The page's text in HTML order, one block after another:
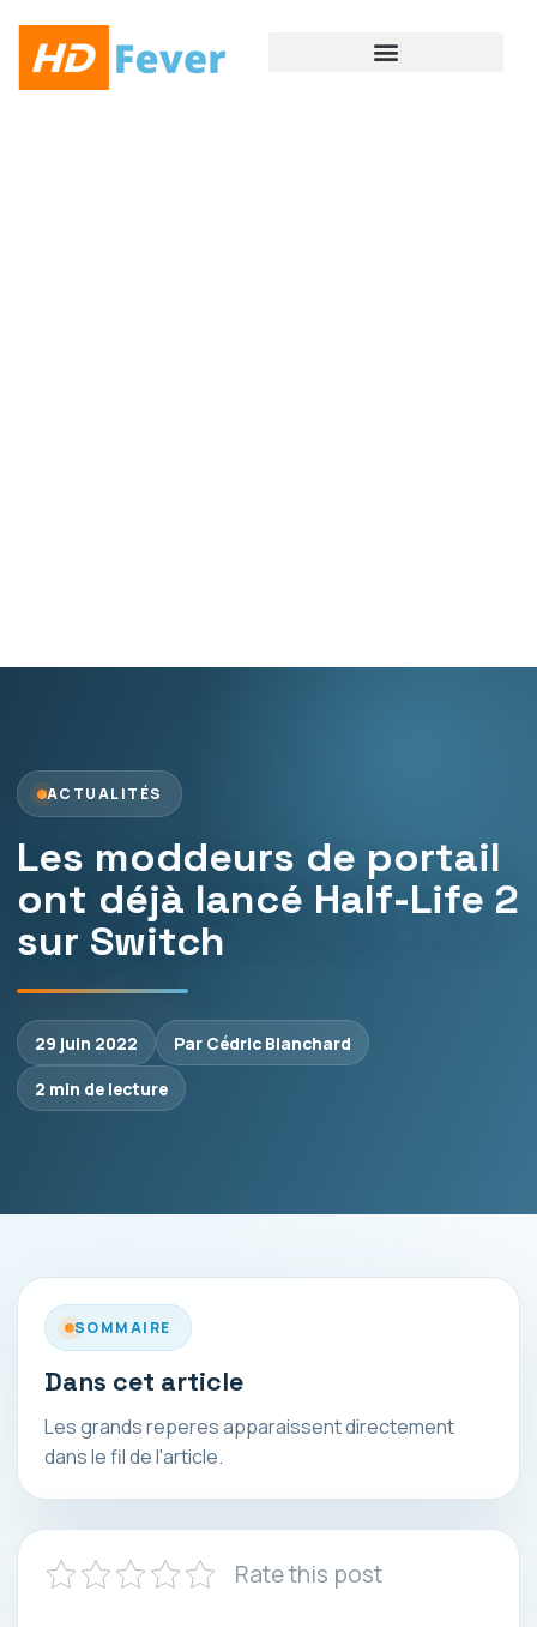
ACTUALITÉS
Les moddeurs de portail
ont déjà lancé Half-Life 2
sur Switch
29 juin 2022
Par Cédric Blanchard
2 min de lecture
SOMMAIRE
Dans cet article
Les grands reperes apparaissent directement
dans le fil de l'article.
Rate this post